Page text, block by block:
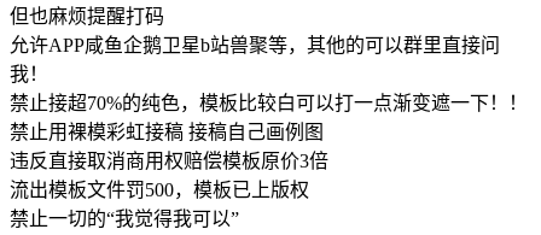
但也麻烦提醒打码
允许APP咸鱼企鹅卫星b站兽聚等，其他的可以群里直接问
我！
禁止接超70%的纯色，模板比较白可以打一点渐变遮一下！！
禁止用裸模彩虹接稿 接稿自己画例图
违反直接取消商用权赔偿模板原价3倍
流出模板文件罚500，模板已上版权
禁止一切的“我觉得我可以”